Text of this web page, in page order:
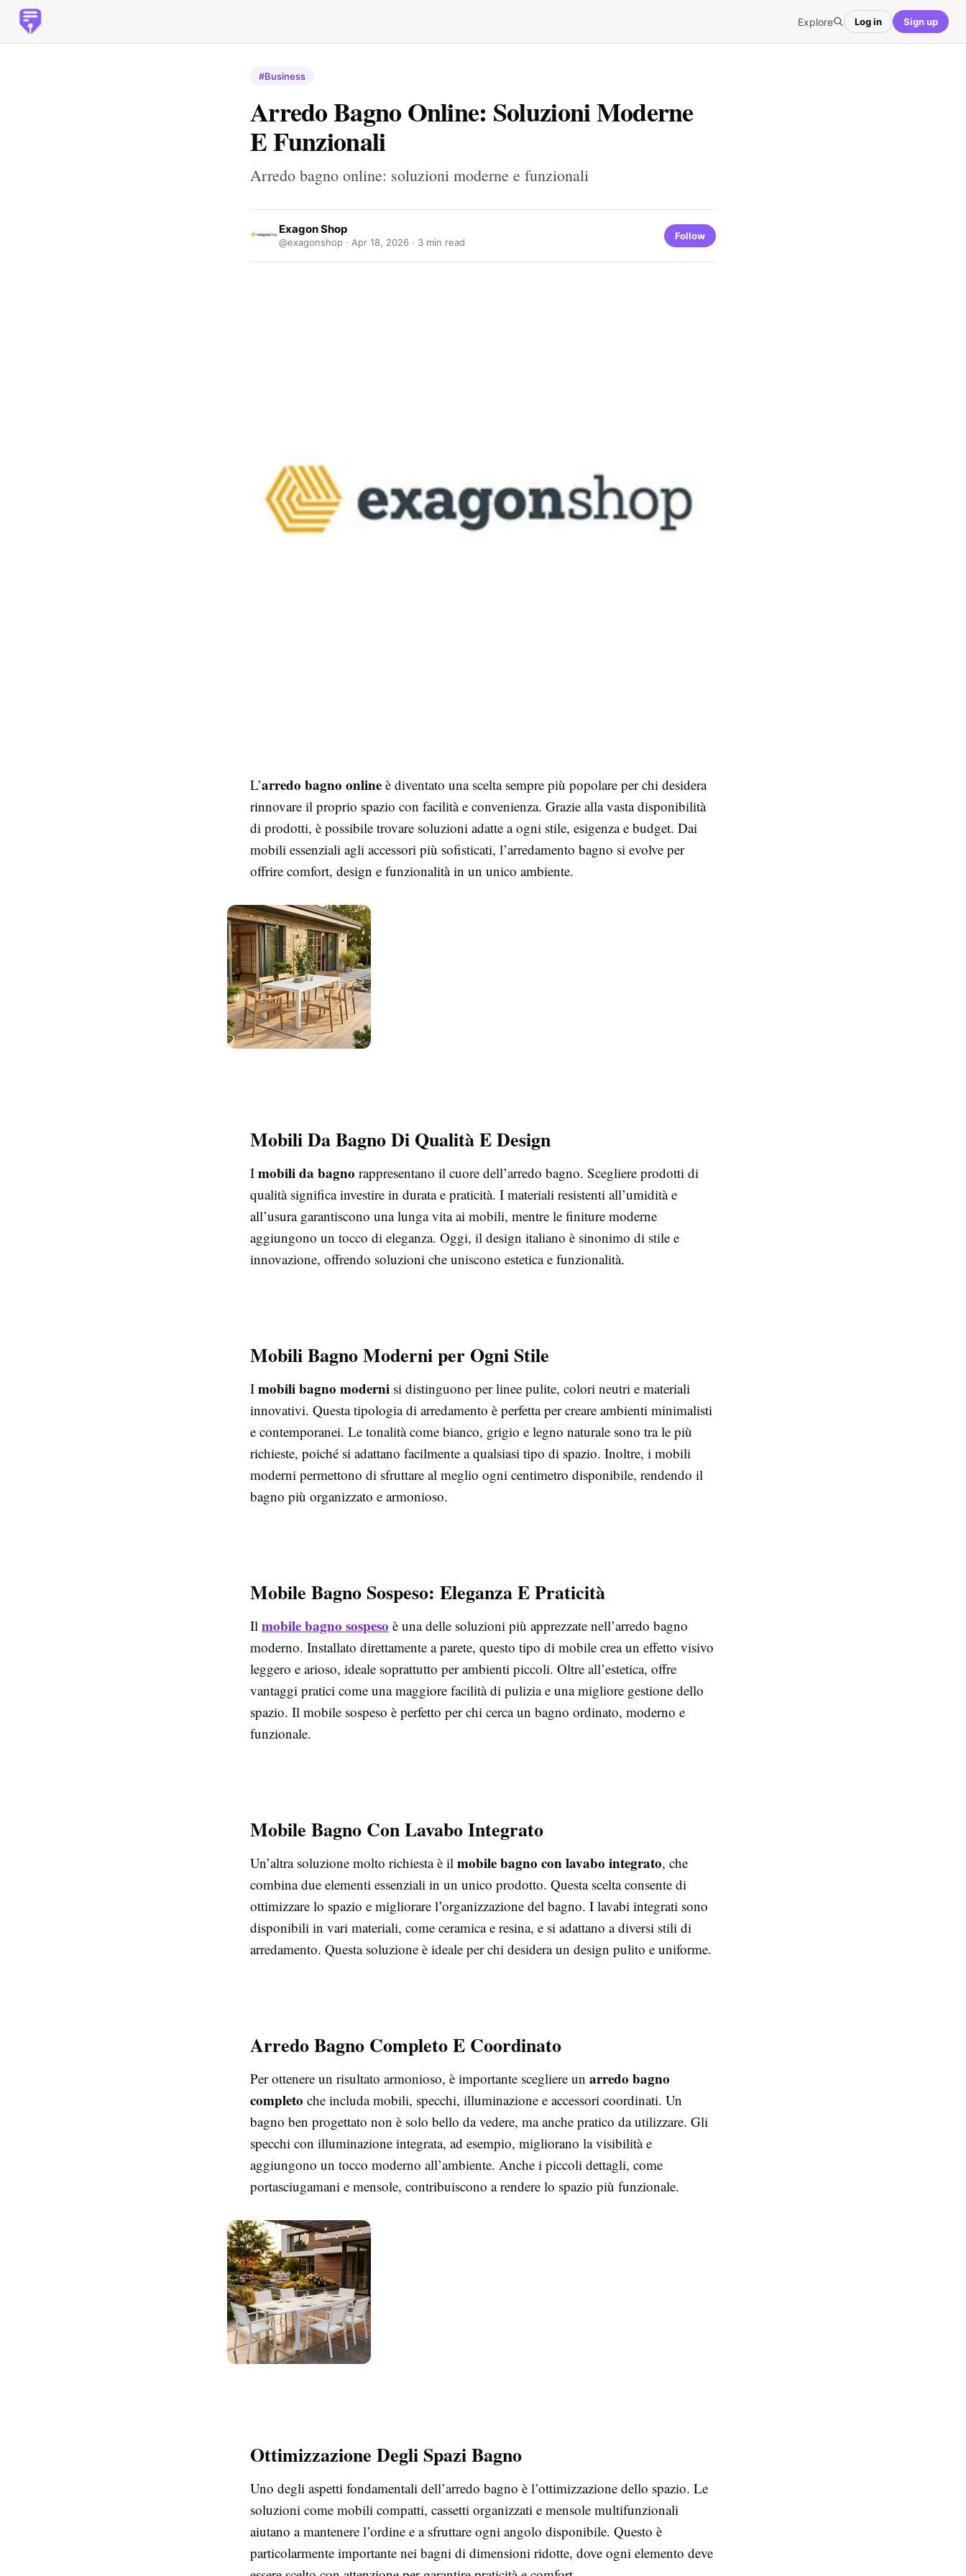
Explore Log in Sign up
#Business
Arredo Bagno Online: Soluzioni Moderne
E Funzionali
Arredo bagno online: soluzioni moderne e funzionali
Exagon Shop
@exagonshop · Apr 18, 2026 · 3 min read
Follow
L’arredo bagno online è diventato una scelta sempre più popolare per chi desidera
rinnovare il proprio spazio con facilità e convenienza. Grazie alla vasta disponibilità
di prodotti, è possibile trovare soluzioni adatte a ogni stile, esigenza e budget. Dai
mobili essenziali agli accessori più sofisticati, l’arredamento bagno si evolve per
offrire comfort, design e funzionalità in un unico ambiente.
Mobili Da Bagno Di Qualità E Design
I mobili da bagno rappresentano il cuore dell’arredo bagno. Scegliere prodotti di
qualità significa investire in durata e praticità. I materiali resistenti all’umidità e
all’usura garantiscono una lunga vita ai mobili, mentre le finiture moderne
aggiungono un tocco di eleganza. Oggi, il design italiano è sinonimo di stile e
innovazione, offrendo soluzioni che uniscono estetica e funzionalità.
Mobili Bagno Moderni per Ogni Stile
I mobili bagno moderni si distinguono per linee pulite, colori neutri e materiali
innovativi. Questa tipologia di arredamento è perfetta per creare ambienti minimalisti
e contemporanei. Le tonalità come bianco, grigio e legno naturale sono tra le più
richieste, poiché si adattano facilmente a qualsiasi tipo di spazio. Inoltre, i mobili
moderni permettono di sfruttare al meglio ogni centimetro disponibile, rendendo il
bagno più organizzato e armonioso.
Mobile Bagno Sospeso: Eleganza E Praticità
Il mobile bagno sospeso è una delle soluzioni più apprezzate nell’arredo bagno
moderno. Installato direttamente a parete, questo tipo di mobile crea un effetto visivo
leggero e arioso, ideale soprattutto per ambienti piccoli. Oltre all’estetica, offre
vantaggi pratici come una maggiore facilità di pulizia e una migliore gestione dello
spazio. Il mobile sospeso è perfetto per chi cerca un bagno ordinato, moderno e
funzionale.
Mobile Bagno Con Lavabo Integrato
Un’altra soluzione molto richiesta è il mobile bagno con lavabo integrato, che
combina due elementi essenziali in un unico prodotto. Questa scelta consente di
ottimizzare lo spazio e migliorare l’organizzazione del bagno. I lavabi integrati sono
disponibili in vari materiali, come ceramica e resina, e si adattano a diversi stili di
arredamento. Questa soluzione è ideale per chi desidera un design pulito e uniforme.
Arredo Bagno Completo E Coordinato
Per ottenere un risultato armonioso, è importante scegliere un arredo bagno
completo che includa mobili, specchi, illuminazione e accessori coordinati. Un
bagno ben progettato non è solo bello da vedere, ma anche pratico da utilizzare. Gli
specchi con illuminazione integrata, ad esempio, migliorano la visibilità e
aggiungono un tocco moderno all’ambiente. Anche i piccoli dettagli, come
portasciugamani e mensole, contribuiscono a rendere lo spazio più funzionale.
Ottimizzazione Degli Spazi Bagno
Uno degli aspetti fondamentali dell’arredo bagno è l’ottimizzazione dello spazio. Le
soluzioni come mobili compatti, cassetti organizzati e mensole multifunzionali
aiutano a mantenere l’ordine e a sfruttare ogni angolo disponibile. Questo è
particolarmente importante nei bagni di dimensioni ridotte, dove ogni elemento deve